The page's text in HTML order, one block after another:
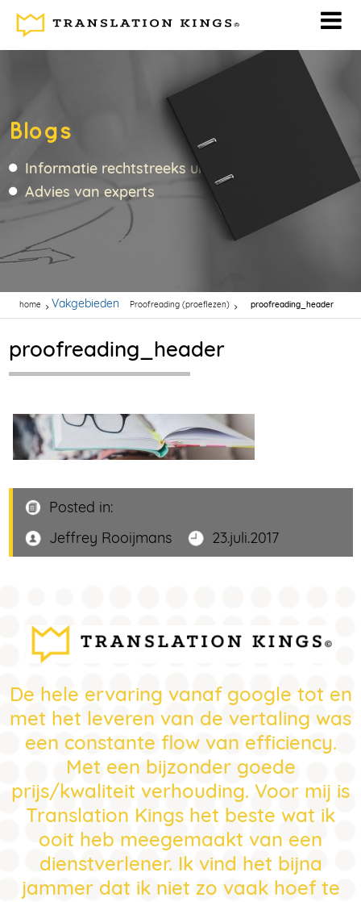
Blogs
Informatie rechtstreeks uit de vertaalbranche
Advies van experts
home Vakgebieden Proofreading (proeflezen) proofreading_header
proofreading_header
Posted in:
Jeffrey Rooijmans
23.juli.2017
De hele ervaring vanaf google tot en
met het leveren van de vertaling was
een constante flow van efficiency.
Met een bijzonder goede
prijs/kwaliteit verhouding. Voor mij is
Translation Kings het beste wat ik
ooit heb meegemaakt van een
dienstverlener. Ik vind het bijna
jammer dat ik niet zo vaak hoef te